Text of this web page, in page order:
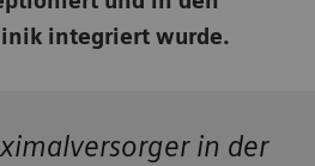
integriert wurde.
in der